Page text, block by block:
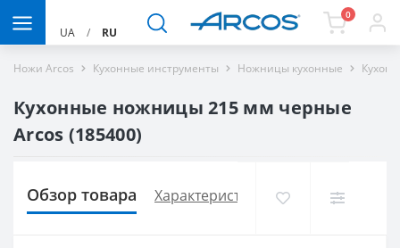
UA / RU
0
Ножи Arcos Кухонные инструменты Ножницы кухонные
Кухонные ножницы 215 мм черные
Arcos (185400)
Обзор товара Характеристики Доставка и